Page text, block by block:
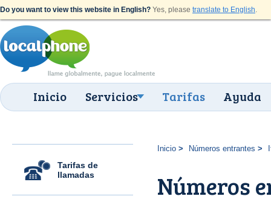
Do you want to view this website in English? Yes, please translate to English.
Inicio Servicios Tarifas Ayuda
Tarifas de
llamadas
Inicio Números entrantes
Números